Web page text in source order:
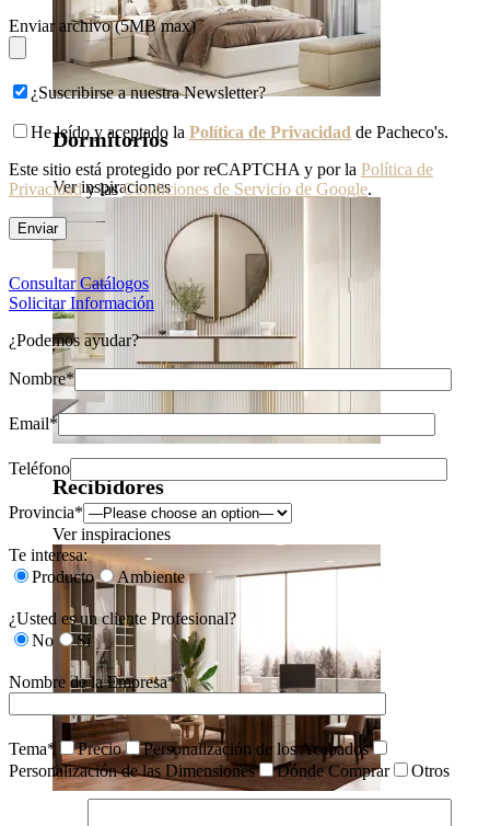
Dormitorios
Ver inspiraciones
Recibidores
Ver inspiraciones
Enviar archivo (5MB max)
¿Suscribirse a nuestra Newsletter?
He leído y aceptado la Política de Privacidad de Pacheco's.
Este sitio está protegido por reCAPTCHA y por la Política de
Privacidady lasCondiciones de Servicio de Google.
Consultar Catálogos
Solicitar Información
¿Podemos ayudar?
Nombre*
Email*
Teléfono
Provincia*
Te interesa:
Producto
Ambiente
¿Usted es un cliente Profesional?
No
Sí
Nombre de la Empresa*
Tema* Precio
Personalización de los Acabados
Personalización de las Dimensiones
Dónde Comprar Otros